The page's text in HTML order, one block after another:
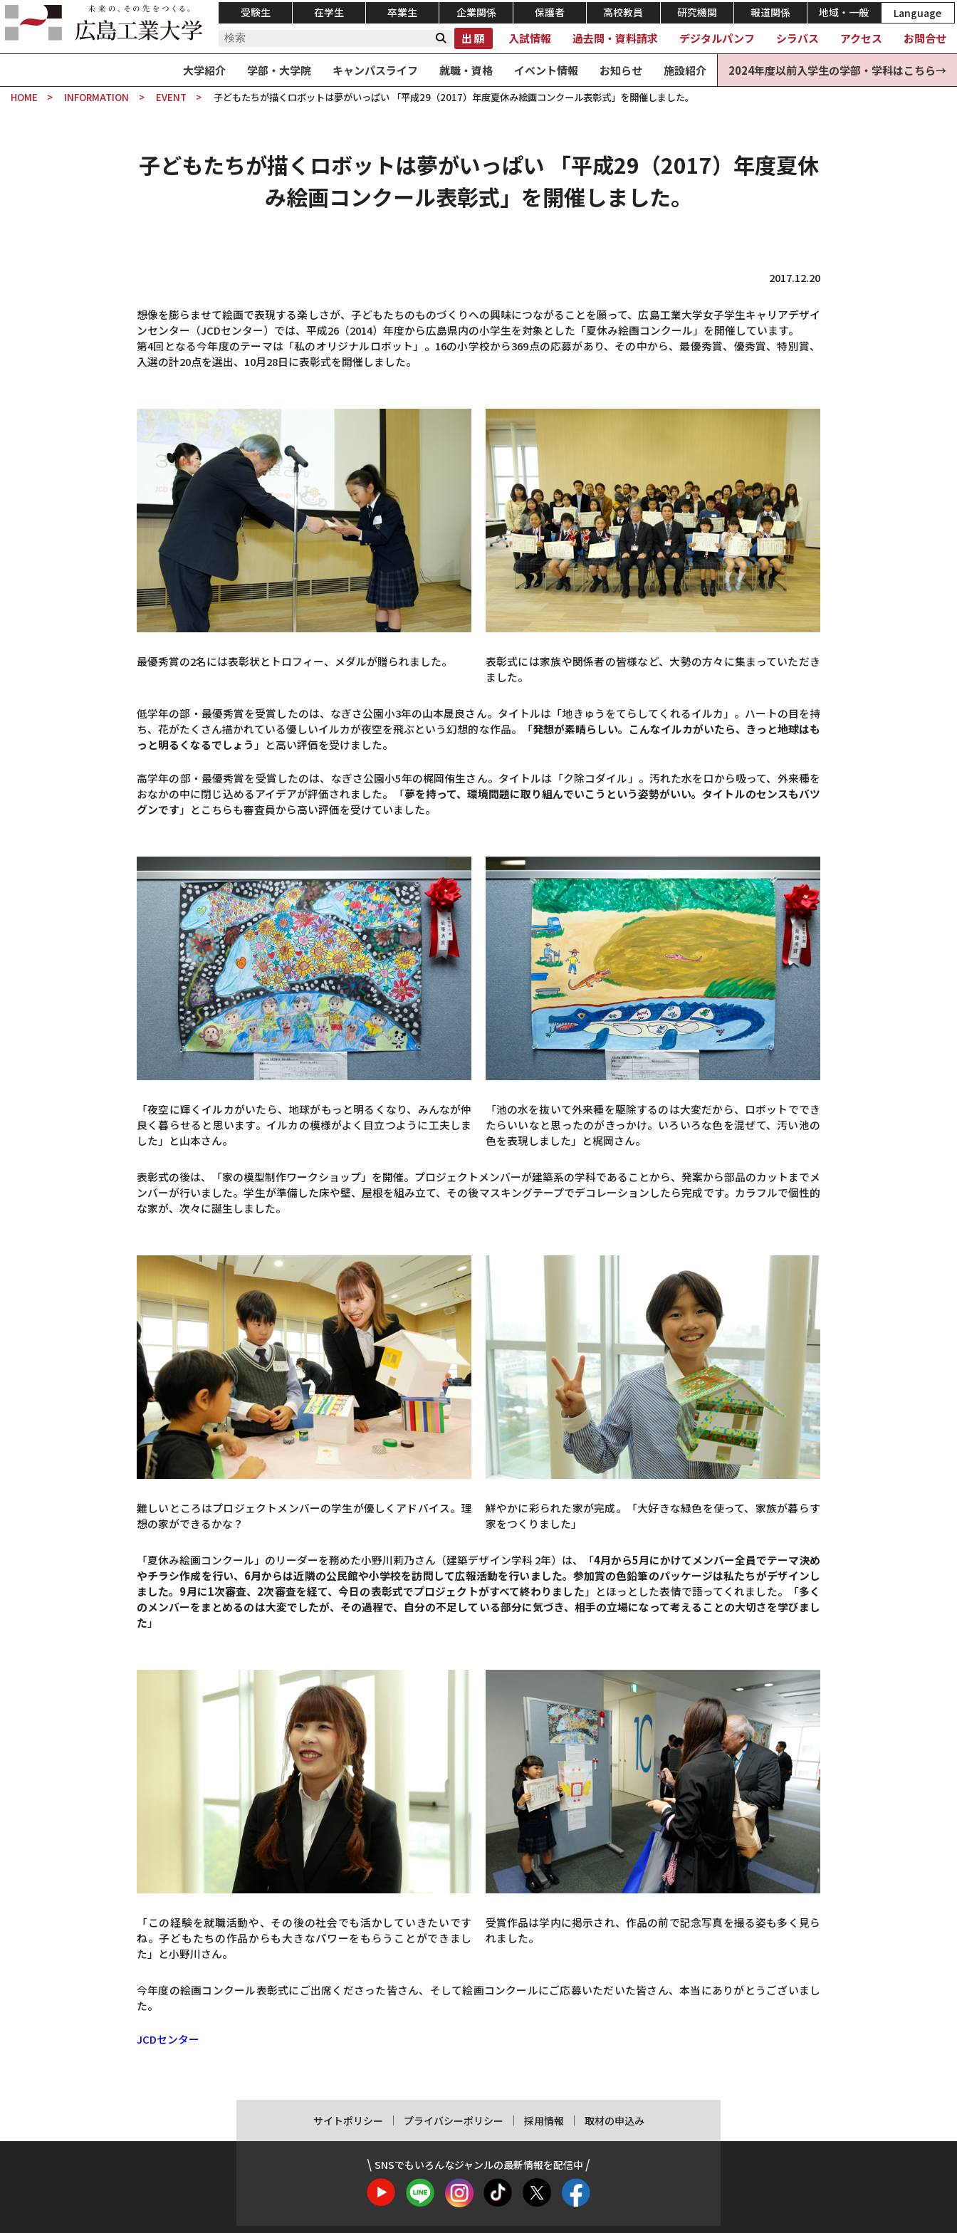
受験生 在学生 卒業生 企業関係 保護者 高校教員 研究機関 報道関係 地域・一般 Language
出願 入試情報 過去問・資料請求 デジタルパンフ シラバス アクセス お問合せ
大学紹介 学部・大学院 キャンパスライフ 就職・資格 イベント情報 お知らせ 施設紹介 2024年度以前入学生の学部・学科はこちら→
HOME INFORMATION EVENT 子どもたちが描くロボットは夢がいっぱい 「平成29（2017）年度夏休み絵画コンクール表彰式」を開催しました。
子どもたちが描くロボットは夢がいっぱい 「平成29（2017）年度夏休
み絵画コンクール表彰式」を開催しました。
2017.12.20
想像を膨らませて絵画で表現する楽しさが、子どもたちのものづくりへの興味につながることを願って、広島工業大学女子学生キャリアデザイ
ンセンター（JCDセンター）では、平成26（2014）年度から広島県内の小学生を対象とした「夏休み絵画コンクール」を開催しています。
第4回となる今年度のテーマは「私のオリジナルロボット」。16の小学校から369点の応募があり、その中から、最優秀賞、優秀賞、特別賞、
入選の計20点を選出、10月28日に表彰式を開催しました。
最優秀賞の2名には表彰状とトロフィー、メダルが贈られました。
表彰式には家族や関係者の皆様など、大勢の方々に集まっていただき
ました。
低学年の部・最優秀賞を受賞したのは、なぎさ公園小3年の山本晟良さん。タイトルは「地きゅうをてらしてくれるイルカ」。ハートの目を持
ち、花がたくさん描かれている優しいイルカが夜空を飛ぶという幻想的な作品。「発想が素晴らしい。こんなイルカがいたら、きっと地球はも
っと明るくなるでしょう 」と高い評価を受けました。
高学年の部・最優秀賞を受賞したのは、なぎさ公園小5年の梶岡侑生さん。タイトルは「ク除コダイル」。汚れた水を口から吸って、外来種を
おなかの中に閉じ込めるアイデアが評価されました。「夢を持って、環境問題に取り組んでいこうという姿勢がいい。タイトルのセンスもバツ
グンです」とこちらも審査員から高い評価を受けていました。
「夜空に輝くイルカがいたら、地球がもっと明るくなり、みんなが仲
良く暮らせると思います。イルカの模様がよく目立つように工夫しま
した」と山本さん。
「池の水を抜いて外来種を駆除するのは大変だから、ロボットででき
たらいいなと思ったのがきっかけ。いろいろな色を混ぜて、汚い池の
色を表現しました」と梶岡さん。
表彰式の後は、「家の模型制作ワークショップ」を開催。プロジェクトメンバーが建築系の学科であることから、発案から部品のカットまでメ
ンバーが行いました。学生が準備した床や壁、屋根を組み立て、その後マスキングテープでデコレーションしたら完成です。カラフルで個性的
な家が、次々に誕生しました。
難しいところはプロジェクトメンバーの学生が優しくアドバイス。理
想の家ができるかな？
鮮やかに彩られた家が完成。「大好きな緑色を使って、家族が暮らす
家をつくりました」
「夏休み絵画コンクール」のリーダーを務めた小野川莉乃さん（建築デザイン学科 2年）は、「4月から5月にかけてメンバー全員でテーマ決め
やチラシ作成を行い、6月からは近隣の公民館や小学校を訪問して広報活動を行いました。参加賞の色鉛筆のパッケージは私たちがデザインし
ました。9月に1次審査、2次審査を経て、今日の表彰式でプロジェクトがすべて終わりました」とほっとした表情で語ってくれました。「多く
のメンバーをまとめるのは大変でしたが、その過程で、自分の不足している部分に気づき、相手の立場になって考えることの大切さを学びまし
た」
「この経験を就職活動や、その後の社会でも活かしていきたいです
ね。子どもたちの作品からも大きなパワーをもらうことができまし
た」と小野川さん。
受賞作品は学内に掲示され、作品の前で記念写真を撮る姿も多く見ら
れました。
今年度の絵画コンクール表彰式にご出席くださった皆さん、そして絵画コンクールにご応募いただいた皆さん、本当にありがとうございまし
た。
JCDセンター
サイトポリシー プライバシーポリシー 採用情報 取材の申込み
SNSでもいろんなジャンルの最新情報を配信中